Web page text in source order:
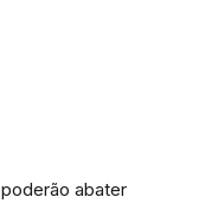
abater